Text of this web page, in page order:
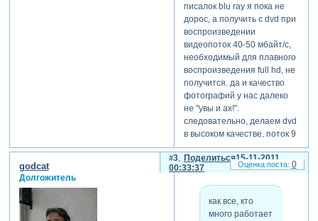
предрассудки долой: надо
искать редактор для слайд-
шоу! как известно, когда
совсем плохо на душе
становится, нынешний
homo sapiens лезет в
интернет. там он находит
отдушинку, или ему
окончательно делают плохо
))). в очередной раз
повезло. довольно быстро
наткнулся на образцы
слайд-шоу и все следы
привели к proshow producer
(psp для краткости). попал
на этот вот форум.
быстренько раздобыл и
писалок blu ray я пока не
дорос, а получить с dvd при
воспроизведении
видеопоток 40-50 мбайт/с,
необходимый для плавного
воспроизведения full hd, не
получится. да и качество
фотографий у нас далеко
не "увы и ах!".
следовательно, делаем dvd
в высоком качестве, поток 9
мбит/с, аспект 16:9. в конце
работы, при выводе
проекта определимся, куда
именно выводить
презентацию - в файл avi,
файл mpeg2 или сразу на
Поделиться
3
15-11-2011
00:33:37
godcat
Долгожитель
как все, кто
много работает
0